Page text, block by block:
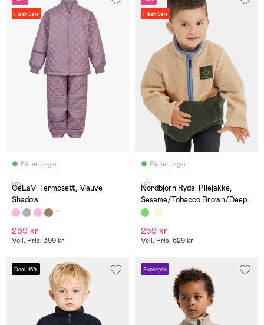
Flash Sale
På nettlager
(8)
CeLaVi Termosett, Mauve
Shadow
259 kr
Veil. Pris: 399 kr
Flash Sale
På nettlager
(6)
Nordbjörn Rydal Pilejakke,
Sesame/Tobacco Brown/Deep
Depths
259 kr
Veil. Pris: 629 kr
Deal -16% Superpris